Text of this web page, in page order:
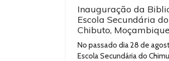
Inauguração da
Escola Secundária
Chibuto, Moçambique
No passado dia 28 de
Escola Secundária do